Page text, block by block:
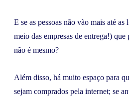
E se as pessoas não vão mais até as
meio das empresas de entrega!) que
não é mesmo?
Além disso, há muito espaço para
sejam comprados pela internet; se